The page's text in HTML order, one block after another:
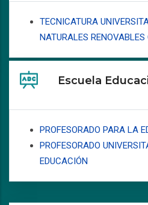
TECNICATURA
NATURALES
Escuela
PROFESORADO PARA LA
PROFESORADO
EDUCACIÓN